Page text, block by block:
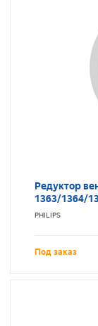
Редуктор
1363/1364/
PHILIPS
Под заказ